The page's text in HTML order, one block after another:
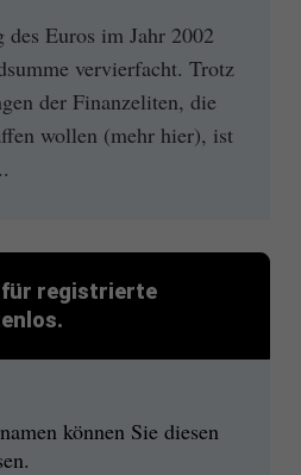
Euros im Jahr 2002
vervierfacht. Trotz
der Finanzeliten, die
wollen (mehr hier), ist
registrierte
können Sie diesen